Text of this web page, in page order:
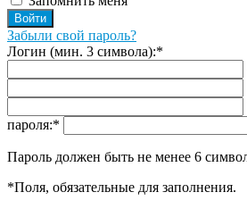
Забыли свой пароль?
Логин (мин. 3 символа):*
пароля:*
Пароль должен быть не менее 6
*Поля, обязательные для заполнения.